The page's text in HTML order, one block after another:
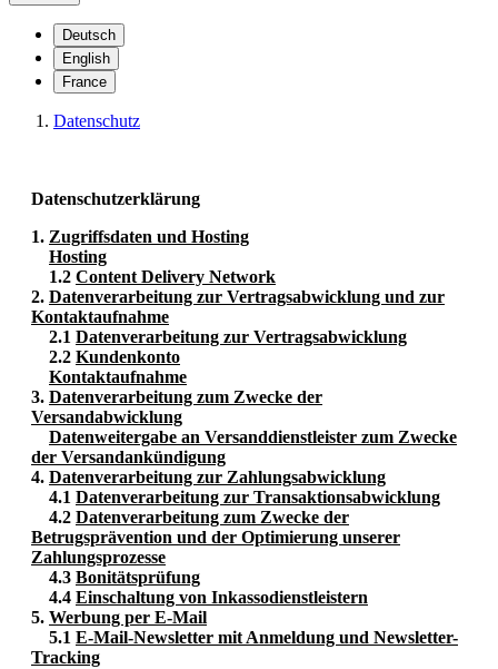
Deutsch
English
France
Datenschutz
Datenschutzerklärung
1. Zugriffsdaten und Hosting
Hosting
1.2 Content Delivery Network
2. Datenverarbeitung zur Vertragsabwicklung und zur
Kontaktaufnahme
2.1 Datenverarbeitung zur Vertragsabwicklung
2.2 Kundenkonto
Kontaktaufnahme
3. Datenverarbeitung zum Zwecke der
Versandabwicklung
Datenweitergabe an Versanddienstleister zum Zwecke
der Versandankündigung
4. Datenverarbeitung zur Zahlungsabwicklung
4.1 Datenverarbeitung zur Transaktionsabwicklung
4.2 Datenverarbeitung zum Zwecke der
Betrugsprävention und der Optimierung unserer
Zahlungsprozesse
4.3 Bonitätsprüfung
4.4 Einschaltung von Inkassodienstleistern
5. Werbung per E-Mail
5.1 E-Mail-Newsletter mit Anmeldung und Newsletter-
Tracking